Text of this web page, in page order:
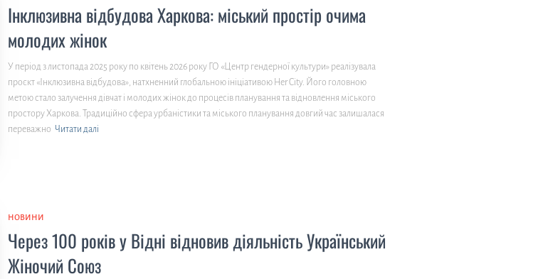
Інклюзивна відбудова Харкова: міський простір очима
молодих жінок
У період з листопада 2025 року по квітень 2026 року ГО «Центр гендерної культури» реалізувала
проєкт «Інклюзивна відбудова», натхненний глобальною ініціативою Her City. Його головною
метою стало залучення дівчат і молодих жінок до процесів планування та відновлення міського
простору Харкова. Традиційно сфера урбаністики та міського планування довгий час залишалася
переважно Читати далі
НОВИНИ
Через 100 років у Відні відновив діяльність Український
Жіночий Союз